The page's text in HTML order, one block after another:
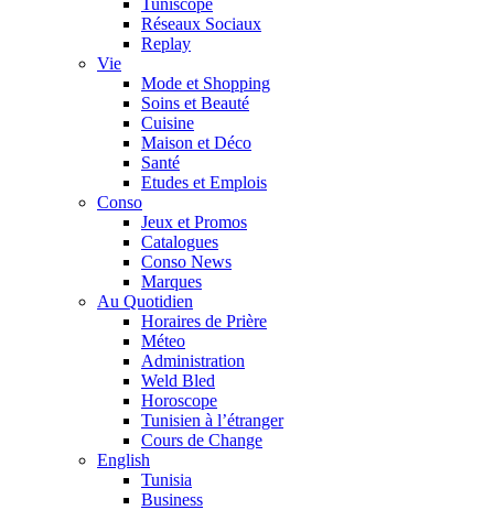
Tuniscope
Réseaux Sociaux
Replay
Vie
Mode et Shopping
Soins et Beauté
Cuisine
Maison et Déco
Santé
Etudes et Emplois
Conso
Jeux et Promos
Catalogues
Conso News
Marques
Au Quotidien
Horaires de Prière
Méteo
Administration
Weld Bled
Horoscope
Tunisien à l’étranger
Cours de Change
English
Tunisia
Business